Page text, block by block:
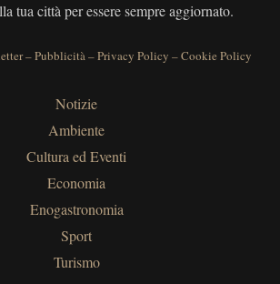
tua città per essere sempre aggiornato.
–Pubblicità–Privacy Policy –Cookie Policy
Notizie
Ambiente
Cultura ed Eventi
Economia
Enogastronomia
Sport
Turismo